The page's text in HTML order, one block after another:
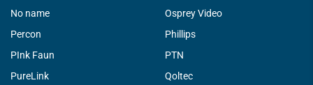
No name
Osprey Video
Percon
Phillips
PInk Faun
PTN
PureLink
Qoltec